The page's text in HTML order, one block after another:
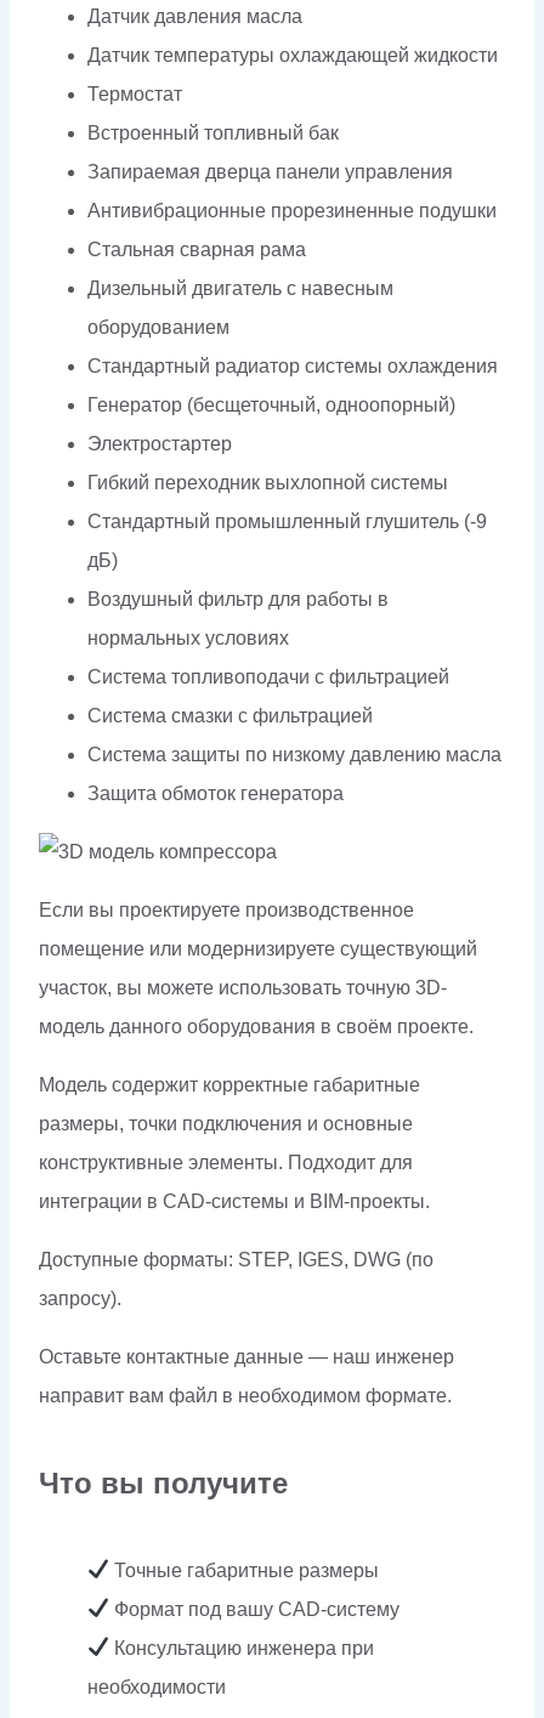
Датчик давления масла
Датчик температуры охлаждающей жидкости
Термостат
Встроенный топливный бак
Запираемая дверца панели управления
Антивибрационные прорезиненные подушки
Стальная сварная рама
Дизельный двигатель с навесным
оборудованием
Стандартный радиатор системы охлаждения
Генератор (бесщеточный, одноопорный)
Электростартер
Гибкий переходник выхлопной системы
Стандартный промышленный глушитель (-9
дБ)
Воздушный фильтр для работы в
нормальных условиях
Система топливоподачи с фильтрацией
Система смазки с фильтрацией
Система защиты по низкому давлению масла
Защита обмоток генератора
Если вы проектируете производственное
помещение или модернизируете существующий
участок, вы можете использовать точную 3D-
модель данного оборудования в своём проекте.
Модель содержит корректные габаритные
размеры, точки подключения и основные
конструктивные элементы. Подходит для
интеграции в CAD-системы и BIM-проекты.
Доступные форматы: STEP, IGES, DWG (по
запросу).
Оставьте контактные данные — наш инженер
направит вам файл в необходимом формате.
Что вы получите
Точные габаритные размеры
Формат под вашу CAD-систему
Консультацию инженера при
необходимости